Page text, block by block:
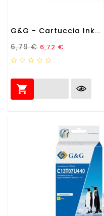
G&G - Cartuccia Ink...
Prezzo Standard
6,79 € Prezzo
6,72 €
